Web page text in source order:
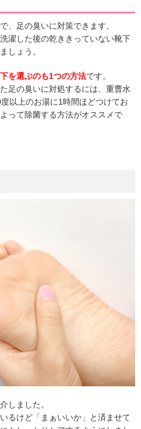
、足の臭いに対策できます。
濯した後の乾ききっていない靴下
しょう。
を選ぶのも1つの方法です。
足の臭いに対処するには、重曹水
以上のお湯に1時間ほどつけてお
って除菌する方法がオススメで
しました。
るけど「まぁいいか」と済ませて